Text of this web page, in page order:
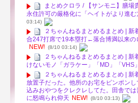
まとめクロラ / 【サンモニ】膳
永住許可の厳格化に「ヘイトがより進
03:14)
２ちゃんねるまとめるまとめ |
合247打席で19本塁打←落合博満以来の
NEW! (8/10 03:14)
２ちゃんねるまとめるまとめ |
けないモノ「ガラケー」「MD」「VHS」
２ちゃんねるまとめるまとめ |
放置子だった。他所のお宅をピンポン
込みおやつをクレクレしてた。田舎で
に怒鳴られ仰天 NEW! (8/10 03:13)